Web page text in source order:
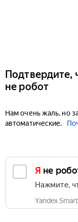
Подтвердите,
не робот
Нам очень жаль, но
автоматические.
Я не
Нажмите,
Yandex